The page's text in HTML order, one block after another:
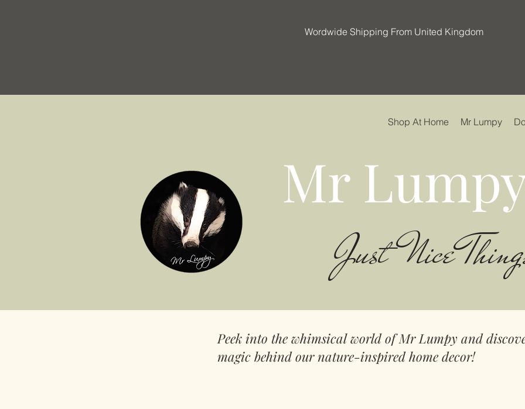
Wordwide Shipping From United Kingdom
Shop At Home Mr Lumpy
Mr
Just Nice
Peek into the whimsical world of Mr Lumpy and
magic behind our nature-inspired home decor!